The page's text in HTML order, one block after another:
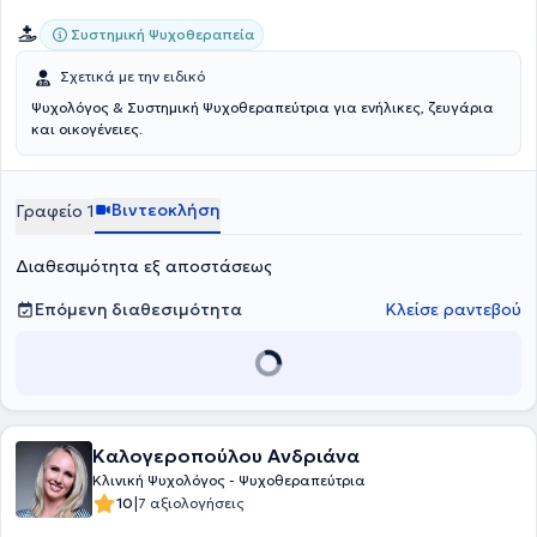
Συστημική Ψυχοθεραπεία
Σχετικά με την ειδικό
Ψυχολόγος & Συστημική Ψυχοθεραπεύτρια για ενήλικες, ζευγάρια
και οικογένειες.
Γραφείο 1 Βιντεοκλήση
Διαθεσιμότητα εξ αποστάσεως
Επόμενη διαθεσιμότητα
Κλείσε ραντεβού
Καλογεροπούλου Ανδριάνα
Κλινική Ψυχολόγος - Ψυχοθεραπεύτρια
10|7 αξιολογήσεις